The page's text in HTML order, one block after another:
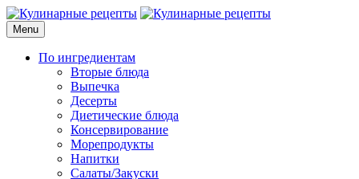
Skip
to
content
Кулинарные рецепты
для домашнего приготовления
Menu
По ингредиентам
Вторые блюда
Выпечка
Десерты
Диетические блюда
Консервирование
Морепродукты
Напитки
Салаты/Закуски